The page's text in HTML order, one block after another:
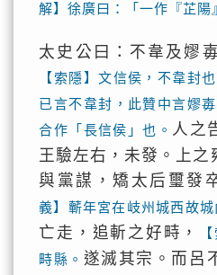
解】徐廣曰：「一作『芷陽
太史公曰：不韋及嫪
【索隱】文信侯，不韋封
已言不韋封，此贊中言嫪
合作「長信侯」也。 人之
王驗左右，未發。上之
與黨謀，矯太后璽發
義】蘄年宮在岐州城西故
亡走，追斬之好畤，
畤縣。 遂滅其宗。而呂